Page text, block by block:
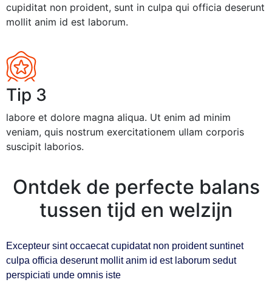
cupiditat non proident, sunt in culpa qui officia deserunt
mollit anim id est laborum.
Tip 3
labore et dolore magna aliqua. Ut enim ad minim
veniam, quis nostrum exercitationem ullam corporis
suscipit laborios.
Ontdek de perfecte balans
tussen tijd en welzijn
Excepteur sint occaecat cupidatat non proident suntinet
culpa officia deserunt mollit anim id est laborum sedut
perspiciati unde omnis iste